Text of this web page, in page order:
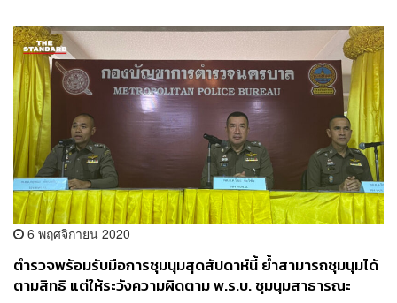
6 พฤศจิกายน 2020
ตำรวจพร้อมรับมือการชุมนุมสุดสัปดาห์นี้ ย้ำสามารถชุมนุมได้
ตามสิทธิ แต่ให้ระวังความผิดตาม พ.ร.บ. ชุมนุมสาธารณะ